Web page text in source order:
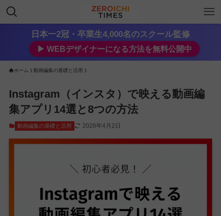
日本一2冠・卒業生4,000名のスクール監修
▶︎ WEBデザイナーになる方法を無料公開中
ホーム 動画編集の基礎と活用
Instagram（インスタ）で映える動画編
集アプリ14選と8つの方法
動画編集の基礎と活用 2026年4月2日